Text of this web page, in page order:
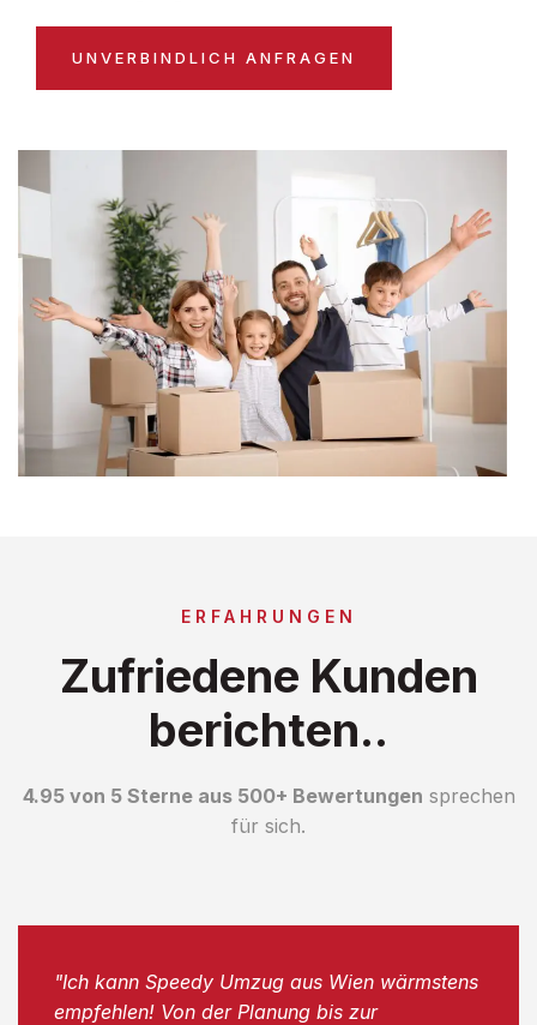
UNVERBINDLICH ANFRAGEN
ERFAHRUNGEN
Zufriedene Kunden
berichten..
4.95 von 5 Sterne aus 500+ Bewertungen sprechen
für sich.
"Ich kann Speedy Umzug aus Wien wärmstens
empfehlen! Von der Planung bis zur